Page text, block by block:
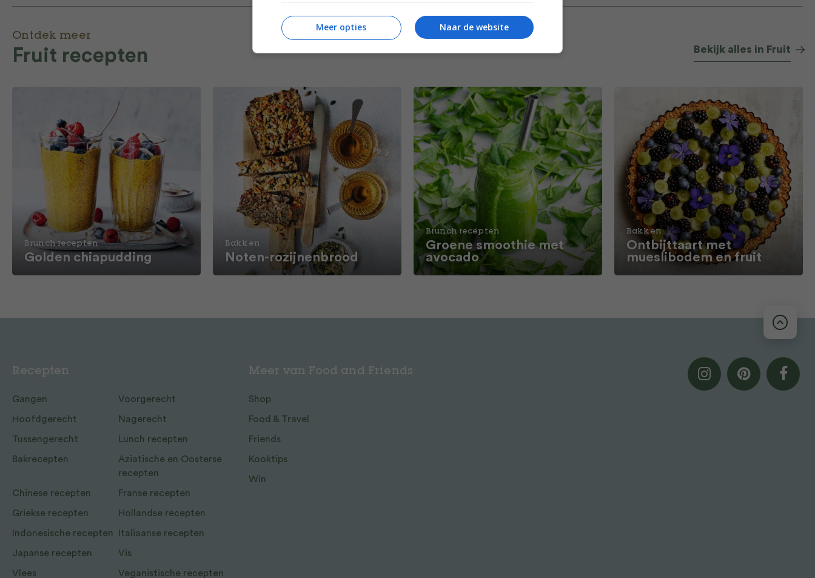
Ontdek meer
Fruit recepten Bekijk alles in Fruit
Brunch recepten
Golden chiapudding
Bakken
Noten-rozijnenbrood
Brunch recepten
Groene smoothie met
avocado
Bakken
Ontbijttaart met
mueslibodem en fruit
Naar de website
Meer opties
Recepten
Gangen Voorgerecht
Hoofdgerecht Nagerecht
Tussengerecht Lunch recepten
Bakrecepten
Aziatische en Oosterse
recepten
Chinese recepten Franse recepten
Griekse recepten Hollandse recepten
Indonesische recepten Italiaanse recepten
Japanse recepten Vis
Vlees Veganistische recepten
Meer van Food and Friends
Shop
Food & Travel
Friends
Kooktips
Win